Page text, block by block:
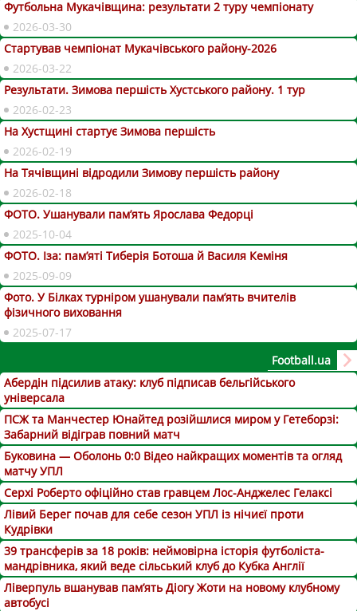
Футбольна Мукачівщина: результати 2 туру чемпіонату
2026-03-30
Стартував чемпіонат Мукачівського району-2026
2026-03-22
Результати. Зимова першість Хустського району. 1 тур
2026-02-23
На Хустщині стартує Зимова першість
2026-02-19
На Тячівщині відродили Зимову першість району
2026-02-18
ФОТО. Ушанували пам’ять Ярослава Федорці
2025-10-04
ФОТО. Іза: пам’яті Тиберія Ботоша й Василя Кеміня
2025-09-09
Фото. У Білках турніром ушанували пам’ять вчителів
фізичного виховання
2025-07-17
Football.ua
Абердін підсилив атаку: клуб підписав бельгійського
універсала
ПСЖ та Манчестер Юнайтед розійшлися миром у Гетеборзі:
Забарний відіграв повний матч
Буковина — Оболонь 0:0 Відео найкращих моментів та огляд
матчу УПЛ
Серхі Роберто офіційно став гравцем Лос-Анджелес Гелаксі
Лівий Берег почав для себе сезон УПЛ із нічиєї проти
Кудрівки
39 трансферів за 18 років: неймовірна історія футболіста-
мандрівника, який веде сільський клуб до Кубка Англії
Ліверпуль вшанував пам’ять Діогу Жоти на новому клубному
автобусі